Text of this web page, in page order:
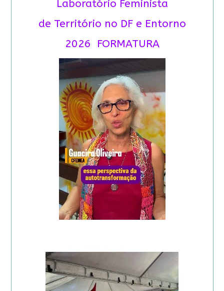
Laboratório Feminista
de Território no DF e Entorno
2026 FORMATURA